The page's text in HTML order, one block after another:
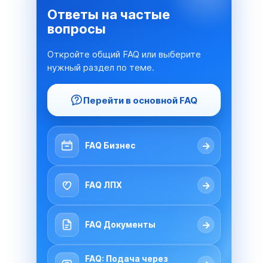
Ответы на частые
вопросы
Откройте общий FAQ или выберите
нужный раздел по теме.
Перейти в основной FAQ
FAQ Бизнес →
FAQ ЛПХ →
FAQ Документы →
FAQ: Подача через